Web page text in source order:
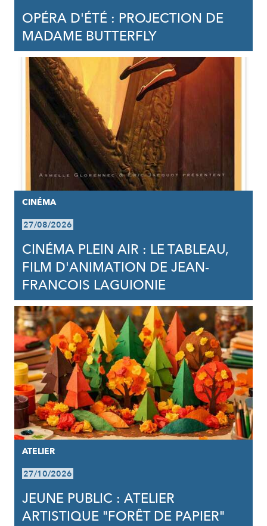
OPÉRA D'ÉTÉ : PROJECTION DE
MADAME BUTTERFLY
CINÉMA
27/08/2026
CINÉMA PLEIN AIR : LE TABLEAU,
FILM D'ANIMATION DE JEAN-
FRANCOIS LAGUIONIE
ATELIER
27/10/2026
JEUNE PUBLIC : ATELIER
ARTISTIQUE "FORÊT DE PAPIER"